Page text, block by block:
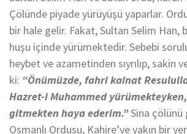
Çölünde piyade yürüyüşü yaparlar.
bir hale gelir. Fakat, Sultan Selim Han,
huşu içinde yürümektedir. Sebebi
heybet ve azametinden sıyrılıp, sakin
ki: “Önümüzde, fahri kainat
Hazret-i Muhammed
gitmekten haya ederim.”Sina
Osmanlı Ordusu, Kahire’ye yakın bir